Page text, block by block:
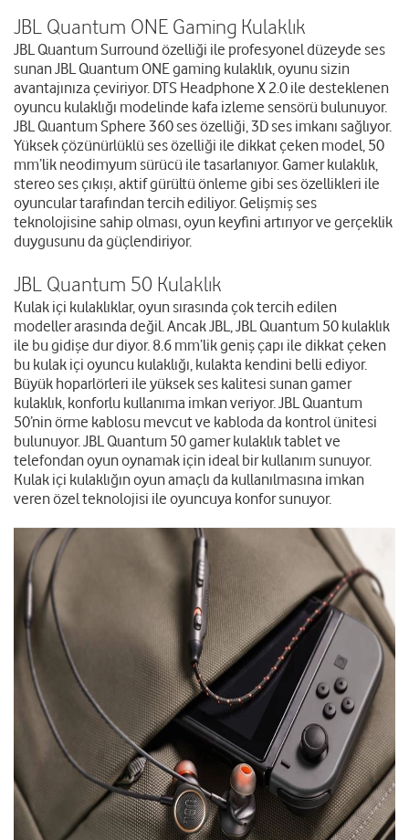
JBL Quantum ONE Gaming Kulaklık
JBL Quantum Surround özelliği ile profesyonel düzeyde ses
sunanJBL Quantum ONE gaming kulaklık, oyunu sizin
avantajınıza çeviriyor. DTS Headphone X 2.0 ile desteklenen
oyuncu kulaklığı modelinde kafa izleme sensörü bulunuyor.
JBL Quantum Sphere 360 ses özelliği, 3D ses imkanı sağlıyor.
Yüksek çözünürlüklü ses özelliği ile dikkat çeken model, 50
mm’lik neodimyum sürücü ile tasarlanıyor. Gamer kulaklık,
stereo ses çıkışı, aktif gürültü önleme gibi ses özellikleri ile
oyuncular tarafından tercih ediliyor. Gelişmiş ses
teknolojisine sahip olması, oyun keyfini artırıyor ve gerçeklik
duygusunu da güçlendiriyor.
JBL Quantum 50 Kulaklık
Kulak içi kulaklıklar, oyun sırasında çok tercih edilen
modeller arasında değil. Ancak JBL,JBL Quantum 50 kulaklık
ile bu gidişe dur diyor. 8.6 mm’lik geniş çapı ile dikkat çeken
bu kulak içi oyuncu kulaklığı, kulakta kendini belli ediyor.
Büyük hoparlörleri ile yüksek ses kalitesi sunan gamer
kulaklık, konforlu kullanıma imkan veriyor. JBL Quantum
50’nin örme kablosu mevcut ve kabloda da kontrol ünitesi
bulunuyor. JBL Quantum 50 gamer kulaklık tablet ve
telefondan oyun oynamak için ideal bir kullanım sunuyor.
Kulak içi kulaklığın oyun amaçlı da kullanılmasına imkan
veren özel teknolojisi ile oyuncuya konfor sunuyor.